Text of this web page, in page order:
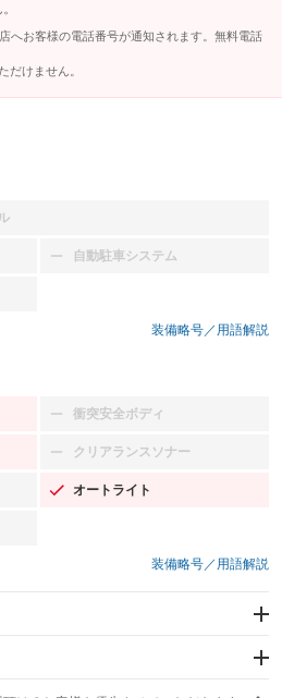
へお客様の電話番号が通知されます。無料電話
だけません。
自動駐車システム
：装備なし
装備略号／用語解説
衝突安全ボディ
：装備なし
クリアランスソナー
：装備なし
オートライト
：装備あり
装備略号／用語解説